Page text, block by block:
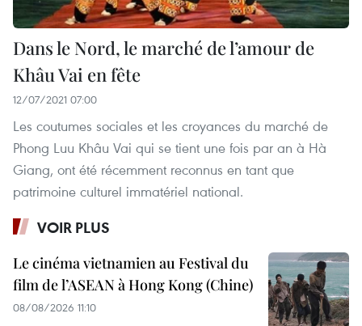
Dans le Nord, le marché de l’amour de
Khâu Vai en fête
12/07/2021 07:00
Les coutumes sociales et les croyances du marché de
Phong Luu Khâu Vai qui se tient une fois par an à Hà
Giang, ont été récemment reconnus en tant que
patrimoine culturel immatériel national.
VOIR PLUS
Le cinéma vietnamien au Festival du
film de l’ASEAN à Hong Kong (Chine)
08/08/2026 11:10